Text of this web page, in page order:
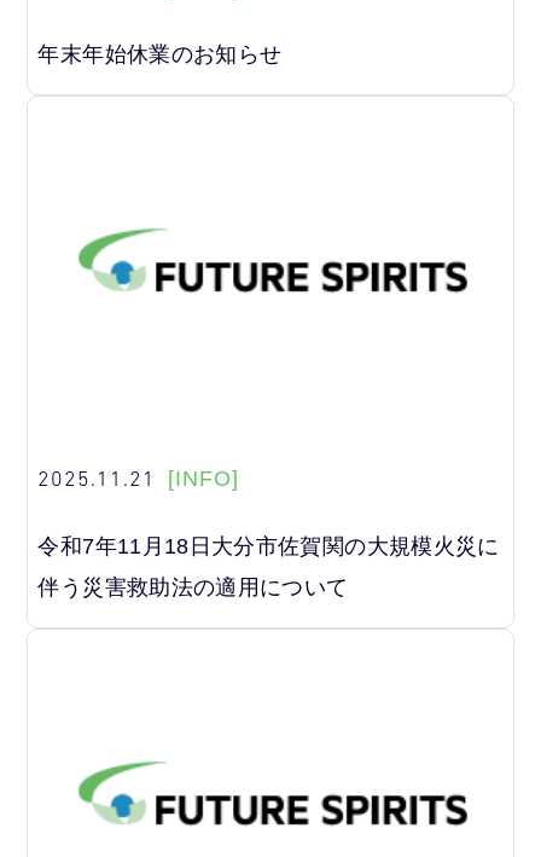
年末年始休業のお知らせ
2025.11.21 [INFO]
令和7年11月18日大分市佐賀関の大規模火災に
伴う災害救助法の適用について